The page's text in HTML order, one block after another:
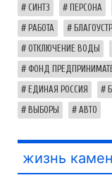
СИНТЗ ПЕРСОНА
РАБОТА
ОТКЛЮЧЕНИЕ ВОДЫ
ФОНД
ЕДИНАЯ РОССИЯ
ВЫБОРЫ АВТО
жизнь